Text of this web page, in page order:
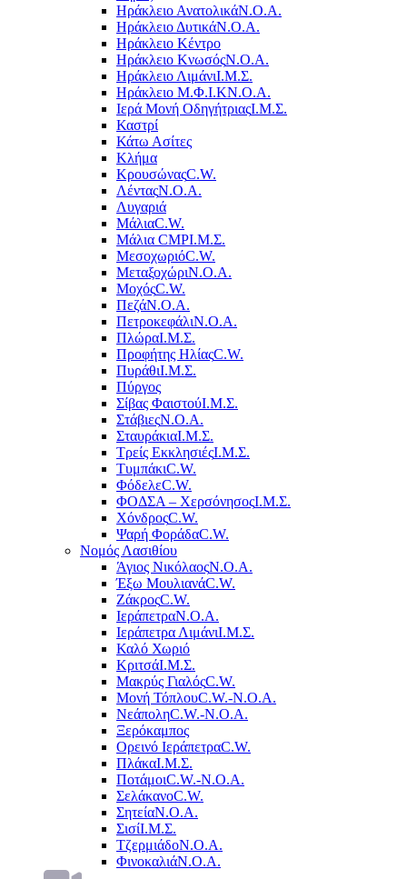
Ηράκλειο ΑνατολικάΝ.Ο.Α.
Ηράκλειο ΔυτικάΝ.Ο.Α.
Ηράκλειο Κέντρο
Ηράκλειο ΚνωσόςΝ.Ο.Α.
Ηράκλειο ΛιμάνιΙ.Μ.Σ.
Ηράκλειο Μ.Φ.Ι.ΚΝ.Ο.Α.
Ιερά Μονή ΟδηγήτριαςΙ.Μ.Σ.
Καστρί
Κάτω Ασίτες
Κλήμα
ΚρουσώναςC.W.
ΛένταςΝ.Ο.Α.
Λυγαριά
ΜάλιαC.W.
Μάλια CMPΙ.Μ.Σ.
ΜεσοχωριόC.W.
ΜεταξοχώριΝ.Ο.Α.
ΜοχόςC.W.
ΠεζάΝ.Ο.Α.
ΠετροκεφάλιΝ.Ο.Α.
ΠλώραΙ.Μ.Σ.
Προφήτης ΗλίαςC.W.
ΠυράθιΙ.Μ.Σ.
Πύργος
Σίβας ΦαιστούΙ.Μ.Σ.
ΣτάβιεςΝ.Ο.Α.
ΣταυράκιαΙ.Μ.Σ.
Τρείς ΕκκλησιέςΙ.Μ.Σ.
ΤυμπάκιC.W.
ΦόδελεC.W.
ΦΟΔΣΑ – ΧερσόνησοςΙ.Μ.Σ.
ΧόνδροςC.W.
Ψαρή ΦοράδαC.W.
Νομός Λασιθίου
Άγιος ΝικόλαοςΝ.Ο.Α.
Έξω ΜουλιανάC.W.
ΖάκροςC.W.
ΙεράπετραΝ.Ο.Α.
Ιεράπετρα ΛιμάνιΙ.Μ.Σ.
Καλό Χωριό
ΚριτσάΙ.Μ.Σ.
Μακρύς ΓιαλόςC.W.
Μονή ΤόπλουC.W.-Ν.Ο.Α.
ΝεάποληC.W.-Ν.Ο.Α.
Ξερόκαμπος
Ορεινό ΙεράπετραC.W.
ΠλάκαΙ.Μ.Σ.
ΠοτάμοιC.W.-Ν.Ο.Α.
ΣελάκανοC.W.
ΣητείαΝ.Ο.Α.
ΣισίΙ.Μ.Σ.
ΤζερμιάδοΝ.Ο.Α.
ΦινοκαλιάΝ.Ο.Α.